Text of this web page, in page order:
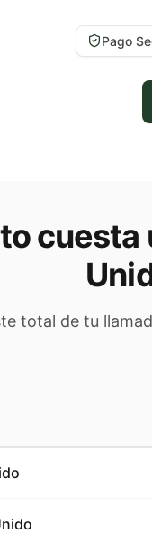
Pago
cuesta
total de tu